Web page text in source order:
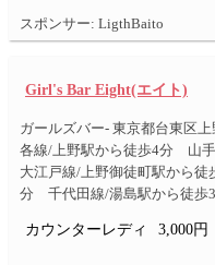
スポンサー: LigthBaito
Girl's Bar Eight(エイト)
ガールズバー- 東京都台東区
各線/上野駅から徒歩4分 山
大江戸線/上野御徒町駅から
分 千代田線/湯島駅から徒歩
カウンターレディ 3,000円